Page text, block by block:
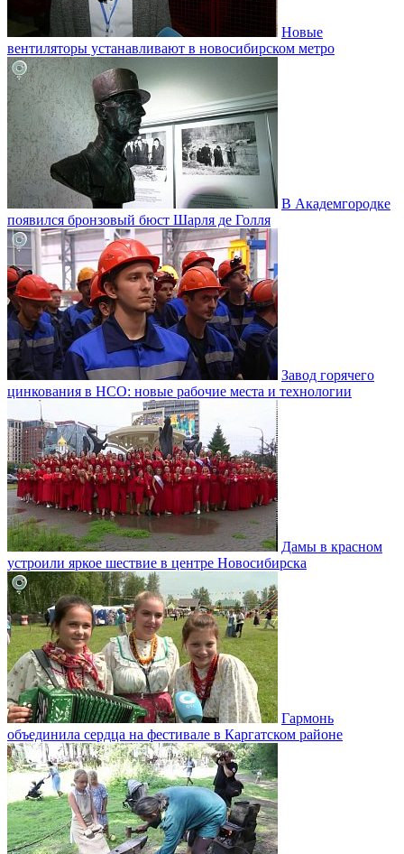
Новые
вентиляторы устанавливают в новосибирском метро
В Академгородке
появился бронзовый бюст Шарля де Голля
Завод горячего
цинкования в НСО: новые рабочие места и технологии
Дамы в красном
устроили яркое шествие в центре Новосибирска
Гармонь
объединила сердца на фестивале в Каргатском районе